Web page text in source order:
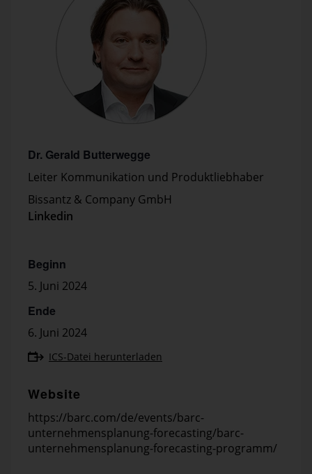
Dr. Gerald Butterwegge
Leiter Kommunikation und Produktliebhaber
Bissantz & Company GmbH
Linkedin
Beginn
5. Juni 2024
Ende
6. Juni 2024
ICS-Datei herunterladen
Website
https://barc.com/de/events/barc-
unternehmensplanung-forecasting/barc-
unternehmensplanung-forecasting-programm/